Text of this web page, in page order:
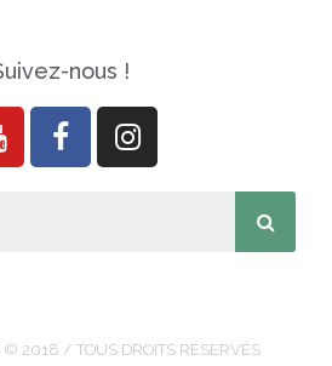
nous !
© 2018 / TOUS DROITS RÉSERVÉS